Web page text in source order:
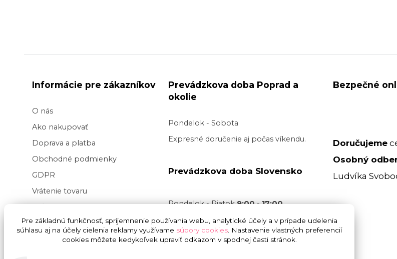
Informácie pre zákazníkov
O nás
Ako nakupovať
Doprava a platba
Obchodné podmienky
GDPR
Vrátenie tovaru
Veľkoobchod kvetov
Blog
Svadba na kľúč
Prevádzkova doba Poprad a
okolie
Pondelok - Sobota
Expresné doručenie aj počas víkendu.
Prevádzkova doba Slovensko
Pondelok - Piatok9:00 - 17:00
Doručenie v pracovný deň je realizované
v čase9:00 do 17:00bez garancie
Bezpečné
Doručujeme
Osobný
Ludvíka
Pre základnú funkčnosť, spríjemnenie používania webu, analytické účely a v prípade udelenia
súhlasu aj na účely cielenia reklamy využívame súbory cookies . Nastavenie vlastných preferencií
cookies môžete kedykoľvek upraviť odkazom v spodnej časti stránok.